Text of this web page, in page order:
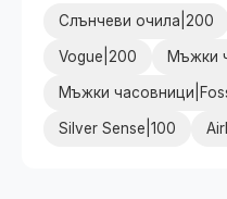
Слънчеви очила|200
Vogue|200 Мъжки
Мъжки
Silver Sense|100